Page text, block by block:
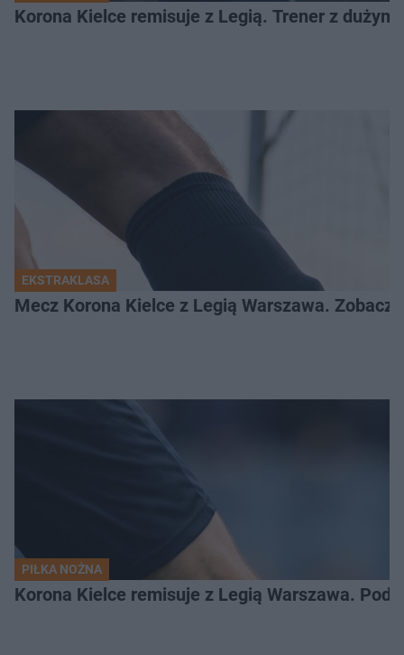
Korona Kielce remisuje z Legią. Trener z dużym
EKSTRAKLASA
Mecz Korona Kielce z Legią Warszawa. Zobacz
PIŁKA NOŻNA
Korona Kielce remisuje z Legią Warszawa.